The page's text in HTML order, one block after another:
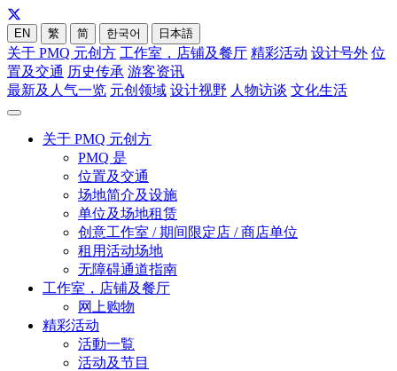
EN 繁 简 한국어 日本語
关于 PMQ 元创方 工作室，店铺及餐厅 精彩活动 设计号外 位
置及交通 历史传承 游客资讯
最新及人气一览 元创领域 设计视野 人物访谈 文化生活
关于 PMQ 元创方
PMQ 是
位置及交通
场地简介及设施
单位及场地租赁
创意工作室 / 期间限定店 / 商店单位
租用活动场地
无障碍通道指南
工作室，店铺及餐厅
网上购物
精彩活动
活動一覧
活动及节目